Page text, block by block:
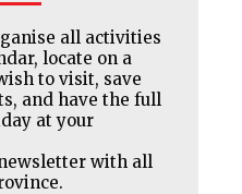
all activities
locate on a
to visit, save
and have the full
at your
with all